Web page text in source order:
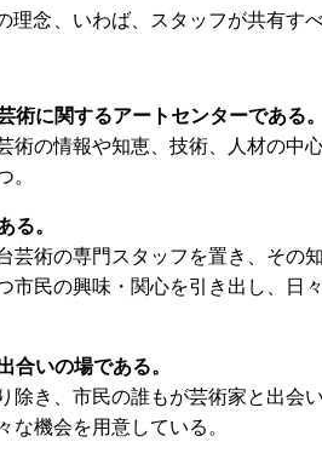
念、いわば、スタッフが共有す
術に関するアートセンターである。
術の情報や知恵、技術、人材の中
る。
芸術の専門スタッフを置き、その
市民の興味・関心を引き出し、日
合いの場である。
除き、市民の誰もが芸術家と出会
機会を用意している。